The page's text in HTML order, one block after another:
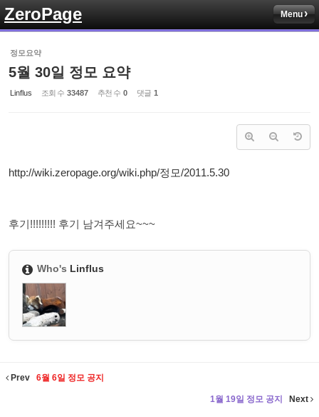
ZeroPage Menu
정모요약
5월 30일 정모 요약
Linflus 조회 수 33487 추천 수 0 댓글 1
http://wiki.zeropage.org/wiki.php/정모/2011.5.30
후기!!!!!!!!! 후기 남겨주세요~~~
Who's Linflus
Prev 6월 6일 정모 공지
1월 19일 정모 공지 Next
Sketchbook5, 스케치북5
Sketchbook5, 스케치북5